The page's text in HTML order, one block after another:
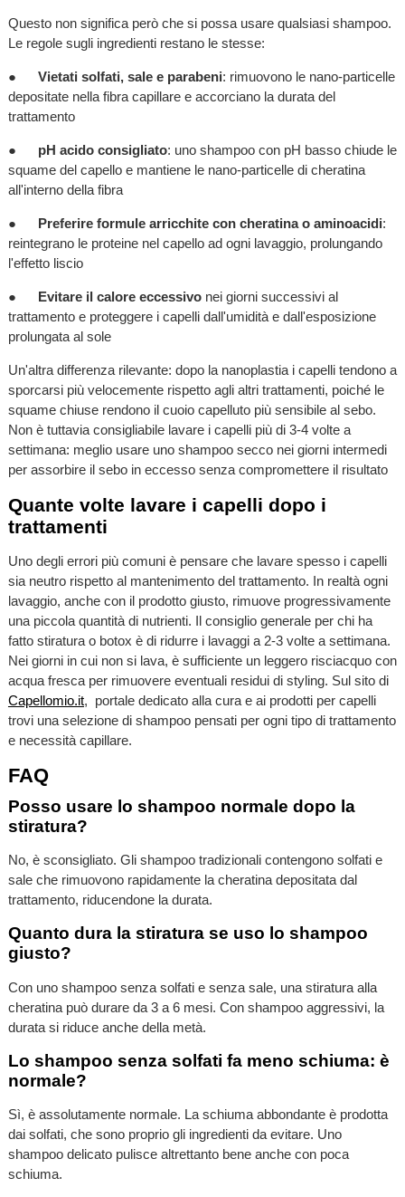
Questo non significa però che si possa usare qualsiasi shampoo.
Le regole sugli ingredienti restano le stesse:
● Vietati solfati, sale e parabeni: rimuovono le nano-particelle
depositate nella fibra capillare e accorciano la durata del
trattamento
● pH acido consigliato: uno shampoo con pH basso chiude le
squame del capello e mantiene le nano-particelle di cheratina
all'interno della fibra
● Preferire formule arricchite con cheratina o aminoacidi:
reintegrano le proteine nel capello ad ogni lavaggio, prolungando
l'effetto liscio
● Evitare il calore eccessivonei giorni successivi al
trattamento e proteggere i capelli dall'umidità e dall'esposizione
prolungata al sole
Un'altra differenza rilevante: dopo la nanoplastia i capelli tendono a
sporcarsi più velocemente rispetto agli altri trattamenti, poiché le
squame chiuse rendono il cuoio capelluto più sensibile al sebo.
Non è tuttavia consigliabile lavare i capelli più di 3-4 volte a
settimana: meglio usare uno shampoo secco nei giorni intermedi
per assorbire il sebo in eccesso senza compromettere il risultato
Quante volte lavare i capelli dopo i
trattamenti
Uno degli errori più comuni è pensare che lavare spesso i capelli
sia neutro rispetto al mantenimento del trattamento. In realtà ogni
lavaggio, anche con il prodotto giusto, rimuove progressivamente
una piccola quantità di nutrienti. Il consiglio generale per chi ha
fatto stiratura o botox è di ridurre i lavaggi a 2-3 volte a settimana.
Nei giorni in cui non si lava, è sufficiente un leggero risciacquo con
acqua fresca per rimuovere eventuali residui di styling. Sul sito di
Capellomio.it, portale dedicato alla cura e ai prodotti per capelli
trovi una selezione di shampoo pensati per ogni tipo di trattamento
e necessità capillare.
FAQ
Posso usare lo shampoo normale dopo la
stiratura?
No, è sconsigliato. Gli shampoo tradizionali contengono solfati e
sale che rimuovono rapidamente la cheratina depositata dal
trattamento, riducendone la durata.
Quanto dura la stiratura se uso lo shampoo
giusto?
Con uno shampoo senza solfati e senza sale, una stiratura alla
cheratina può durare da 3 a 6 mesi. Con shampoo aggressivi, la
durata si riduce anche della metà.
Lo shampoo senza solfati fa meno schiuma: è
normale?
Sì, è assolutamente normale. La schiuma abbondante è prodotta
dai solfati, che sono proprio gli ingredienti da evitare. Uno
shampoo delicato pulisce altrettanto bene anche con poca
schiuma.